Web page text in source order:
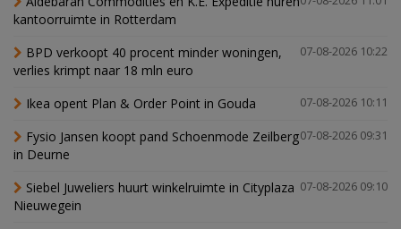
kantoorruimte in Rotterdam
07-08-2026 10:22
BPD verkoopt 40 procent minder woningen,
verlies krimpt naar 18 mln euro
07-08-2026 10:11
Ikea opent Plan & Order Point in Gouda
07-08-2026 09:31
Fysio Jansen koopt pand Schoenmode Zeilberg
in Deurne
07-08-2026 09:10
Siebel Juweliers huurt winkelruimte in Cityplaza
Nieuwegein